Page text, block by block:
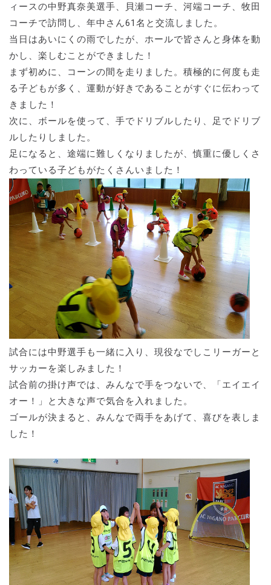
ィースの中野真奈美選手、貝瀬コーチ、河端コーチ、牧田
コーチで訪問し、年中さん61名と交流しました。
当日はあいにくの雨でしたが、ホールで皆さんと身体を動
かし、楽しむことができました！
まず初めに、コーンの間を走りました。積極的に何度も走
る子どもが多く、運動が好きであることがすぐに伝わって
きました！
次に、ボールを使って、手でドリブルしたり、足でドリブ
ルしたりしました。
足になると、途端に難しくなりましたが、慎重に優しくさ
わっている子どもがたくさんいました！
試合には中野選手も一緒に入り、現役なでしこリーガーと
サッカーを楽しみました！
試合前の掛け声では、みんなで手をつないで、「エイエイ
オー！」と大きな声で気合を入れました。
ゴールが決まると、みんなで両手をあげて、喜びを表しま
した！